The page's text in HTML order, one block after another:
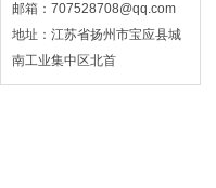
邮箱：707528708@qq.com
地址：江苏省扬州市宝应县城
南工业集中区北首